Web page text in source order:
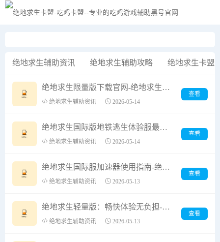
绝地求生辅助资讯 绝地求生辅助攻略 绝地求生卡盟
绝地求生限量版下载官网-绝地求生限量版哪里可以下载
绝地求生辅助资讯 2026-05-14
查看
绝地求生国际版地铁逃生体验服最新资讯-绝地求生国际版地铁逃生体验服玩法与更新内容解析
绝地求生辅助资讯 2026-05-14
查看
绝地求生国际服加速器使用指南-绝地求生国际服加速器推荐与评测
绝地求生辅助资讯 2026-05-13
查看
绝地求生轻量版：畅快体验无负担-绝地求生轻量版下载与玩法全解析
绝地求生辅助资讯 2026-05-13
查看